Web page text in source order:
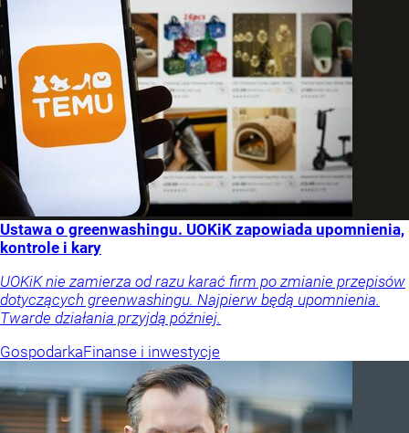
Ustawa o greenwashingu. UOKiK zapowiada upomnienia,
kontrole i kary
UOKiK nie zamierza od razu karać firm po zmianie przepisów
dotyczących greenwashingu. Najpierw będą upomnienia.
Twarde działania przyjdą później.
GospodarkaFinanse i inwestycje